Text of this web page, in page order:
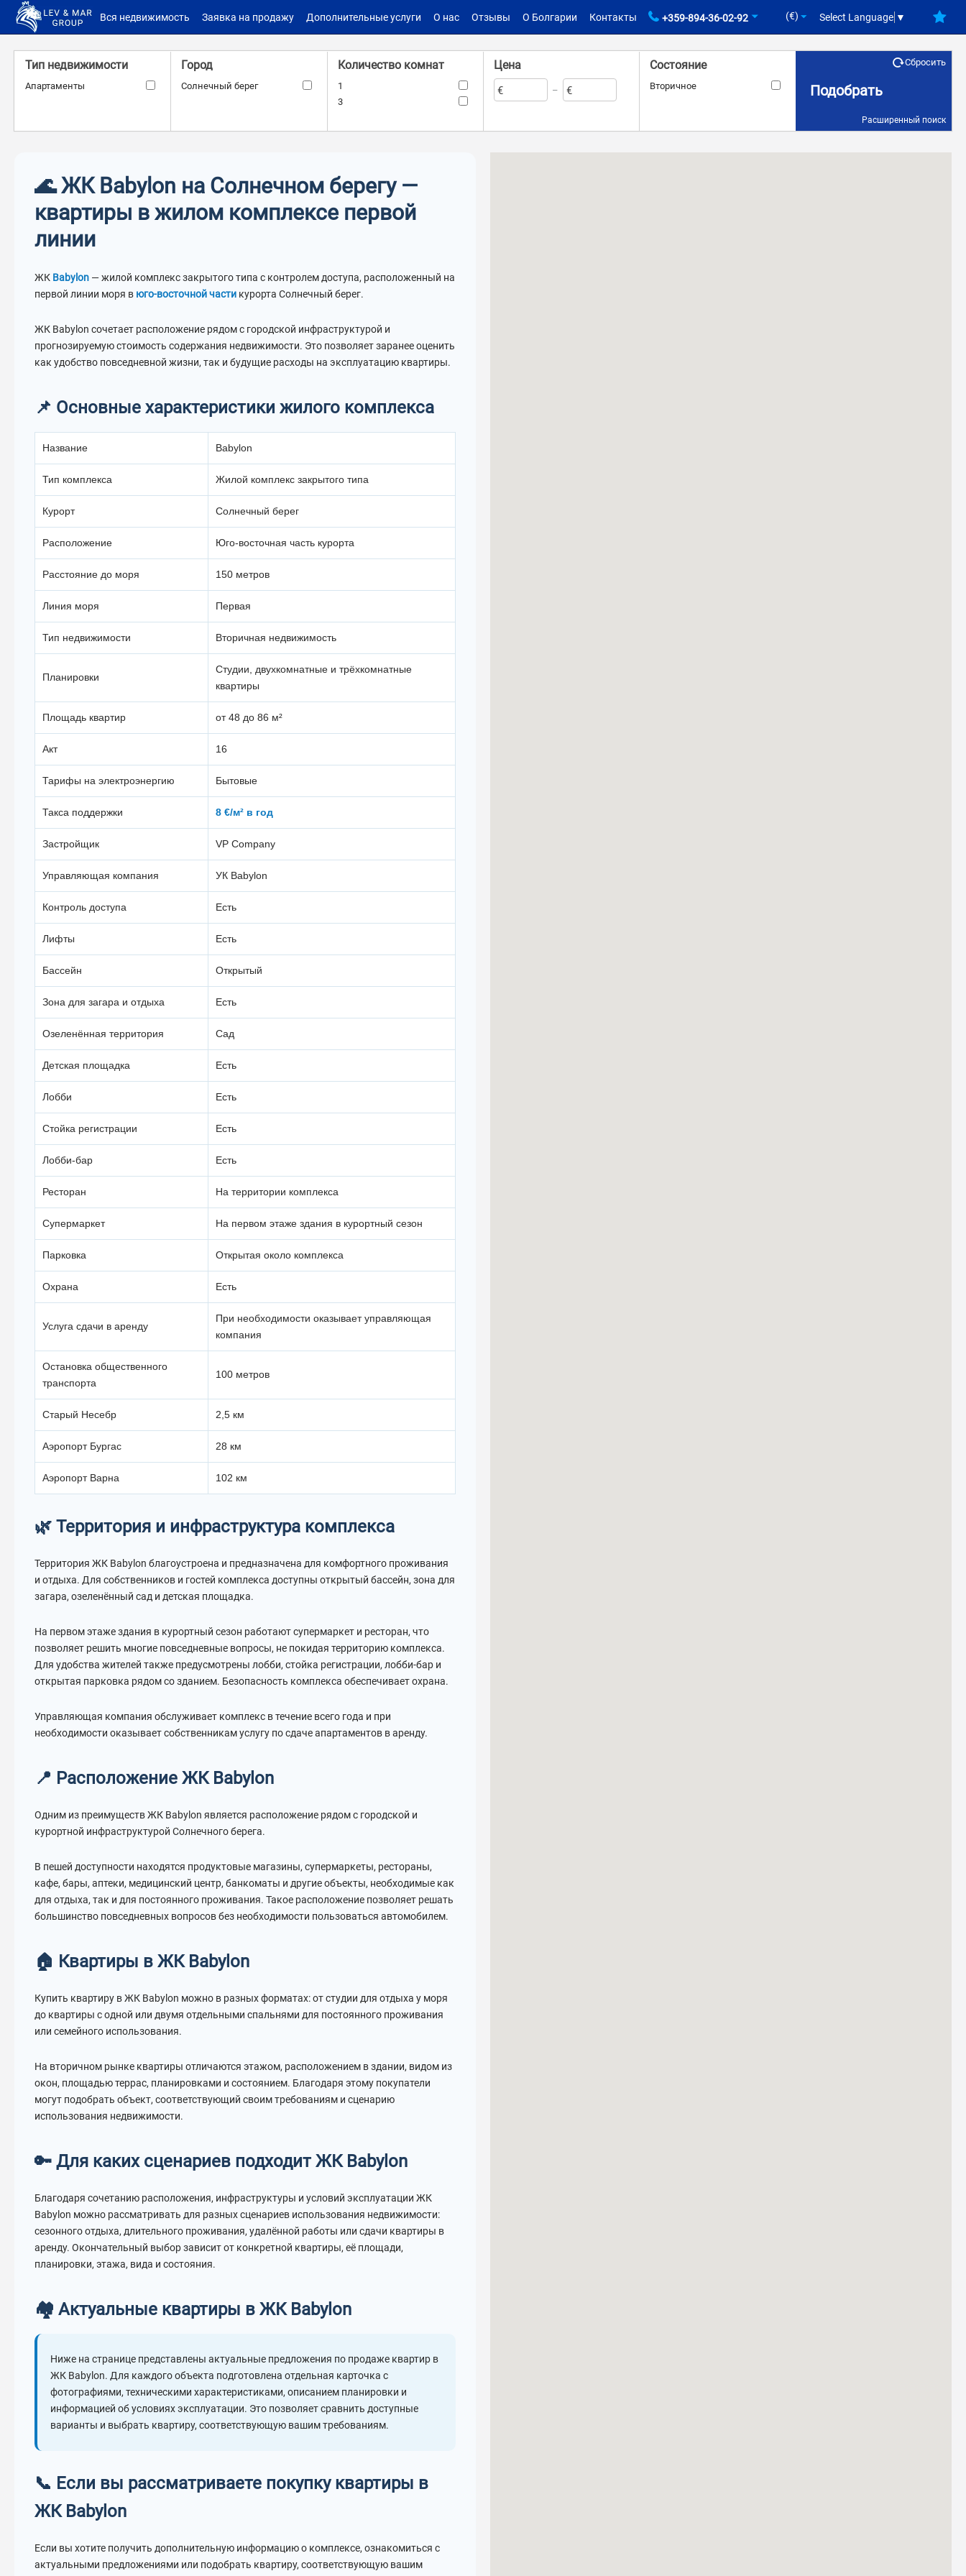
Вся недвижимость Заявка на продажу Дополнительные услуги О нас Отзывы О Болгарии Контакты +359-894-36-02-92 (€) Select Language ▼
Тип недвижимости
Апартаменты
Город
Солнечный берег
Количество комнат
1
3
Цена
€ – €
Состояние
Вторичное
ID объекта Количество санузлов Количество террас
Подобрать
Сбросить
Расширенный поиск
🌊 ЖК Babylon на Солнечном берегу —
квартиры в жилом комплексе первой
линии
ЖК Babylon — жилой комплекс закрытого типа с контролем доступа, расположенный на
первой линии моря в юго-восточной части курорта Солнечный берег.
ЖК Babylon сочетает расположение рядом с городской инфраструктурой и
прогнозируемую стоимость содержания недвижимости. Это позволяет заранее оценить
как удобство повседневной жизни, так и будущие расходы на эксплуатацию квартиры.
📌 Основные характеристики жилого комплекса
Название Babylon
Тип комплекса Жилой комплекс закрытого типа
Курорт Солнечный берег
Расположение Юго-восточная часть курорта
Расстояние до моря 150 метров
Линия моря Первая
Тип недвижимости Вторичная недвижимость
Планировки
Студии, двухкомнатные и трёхкомнатные
квартиры
Площадь квартир от 48 до 86 м²
Акт 16
Тарифы на электроэнергию Бытовые
Такса поддержки 8 €/м² в год
Застройщик VP Company
Управляющая компания УК Babylon
Контроль доступа Есть
Лифты Есть
Бассейн Открытый
Зона для загара и отдыха Есть
Озеленённая территория Сад
Детская площадка Есть
Лобби Есть
Стойка регистрации Есть
Лобби-бар Есть
Ресторан На территории комплекса
Супермаркет На первом этаже здания в курортный сезон
Парковка Открытая около комплекса
Охрана Есть
Услуга сдачи в аренду
При необходимости оказывает управляющая
компания
Остановка общественного
транспорта
100 метров
Старый Несебр 2,5 км
Аэропорт Бургас 28 км
Аэропорт Варна 102 км
🌿 Территория и инфраструктура комплекса
Территория ЖК Babylon благоустроена и предназначена для комфортного проживания
и отдыха. Для собственников и гостей комплекса доступны открытый бассейн, зона для
загара, озеленённый сад и детская площадка.
На первом этаже здания в курортный сезон работают супермаркет и ресторан, что
позволяет решить многие повседневные вопросы, не покидая территорию комплекса.
Для удобства жителей также предусмотрены лобби, стойка регистрации, лобби-бар и
открытая парковка рядом со зданием. Безопасность комплекса обеспечивает охрана.
Управляющая компания обслуживает комплекс в течение всего года и при
необходимости оказывает собственникам услугу по сдаче апартаментов в аренду.
📍 Расположение ЖК Babylon
Одним из преимуществ ЖК Babylon является расположение рядом с городской и
курортной инфраструктурой Солнечного берега.
В пешей доступности находятся продуктовые магазины, супермаркеты, рестораны,
кафе, бары, аптеки, медицинский центр, банкоматы и другие объекты, необходимые как
для отдыха, так и для постоянного проживания. Такое расположение позволяет решать
большинство повседневных вопросов без необходимости пользоваться автомобилем.
🏠 Квартиры в ЖК Babylon
Купить квартиру в ЖК Babylon можно в разных форматах: от студии для отдыха у моря
до квартиры с одной или двумя отдельными спальнями для постоянного проживания
или семейного использования.
На вторичном рынке квартиры отличаются этажом, расположением в здании, видом из
окон, площадью террас, планировками и состоянием. Благодаря этому покупатели
могут подобрать объект, соответствующий своим требованиям и сценарию
использования недвижимости.
🔑 Для каких сценариев подходит ЖК Babylon
Благодаря сочетанию расположения, инфраструктуры и условий эксплуатации ЖК
Babylon можно рассматривать для разных сценариев использования недвижимости:
сезонного отдыха, длительного проживания, удалённой работы или сдачи квартиры в
аренду. Окончательный выбор зависит от конкретной квартиры, её площади,
планировки, этажа, вида и состояния.
🏘️ Актуальные квартиры в ЖК Babylon
Ниже на странице представлены актуальные предложения по продаже квартир в
ЖК Babylon. Для каждого объекта подготовлена отдельная карточка с
фотографиями, техническими характеристиками, описанием планировки и
информацией об условиях эксплуатации. Это позволяет сравнить доступные
варианты и выбрать квартиру, соответствующую вашим требованиям.
📞 Если вы рассматриваете покупку квартиры в
ЖК Babylon
Если вы хотите получить дополнительную информацию о комплексе, ознакомиться с
актуальными предложениями или подобрать квартиру, соответствующую вашим